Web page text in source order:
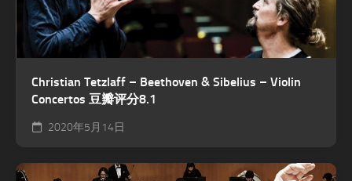
Christian Tetzlaff – Beethoven & Sibelius – Violin
Concertos 豆瓣评分8.1
2020年5月14日